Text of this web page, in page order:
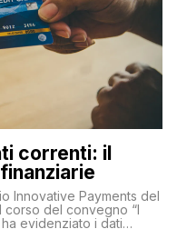
correnti: il
Innovative Payments del
corso del convegno “I
ha evidenziato i dati
alle